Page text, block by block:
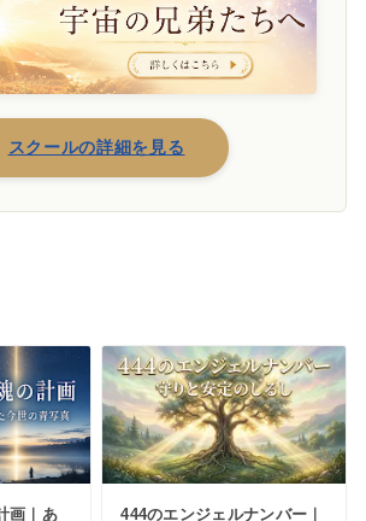
スクールの詳細を見る
画｜あ
444のエンジェルナンバー｜